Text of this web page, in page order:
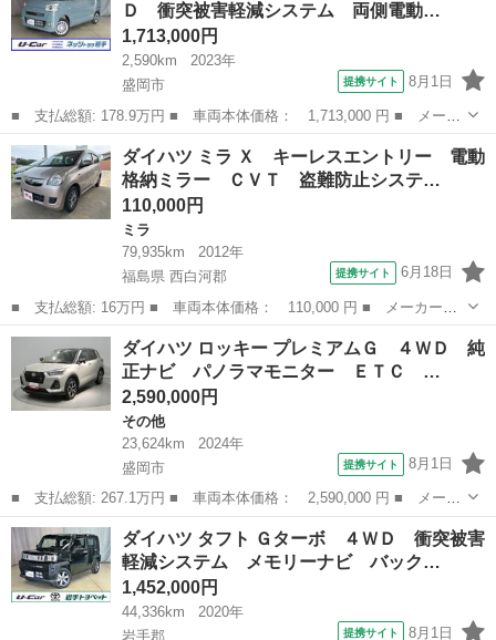
量： 66...
Ｄ 衝突被害軽減システム 両側電動…
1,713,000円
2,590km
2023年
盛岡市
提携サイト 8月1日
■ 支払総額: 178.9万円 ■ 車両本体価格： 1,713,000 円 ■ メーカ
ー名： ダイハツ ■ 車種名： ムーヴキャンバス ■ グレード
名： セオリーＧ ４ＷＤ 衝突被害軽減システム 両側電動スライ
ド ＬＥＤヘ...
岩手 盛岡市 ダイハツ
ダイハツ ミラ Ｘ キーレスエントリー 電動
格納ミラー ＣＶＴ 盗難防止システ…
110,000円
ミラ
79,935km
2012年
福島県 西白河郡
提携サイト 6月18日
■ 支払総額: 16万円 ■ 車両本体価格： 110,000 円 ■ メーカー
名： ダイハツ ■ 車種名： ミラ ■ グレード名： Ｘ キーレス
エントリー 電動格納ミラー ＣＶＴ 盗難防止システム ＡＢＳ
ＣＤ アルミホイ...
福島 西白河郡
ダイハツ ロッキー プレミアムＧ ４ＷＤ 純
正ナビ パノラマモニター ＥＴＣ …
2,590,000円
その他
23,624km
2024年
盛岡市
提携サイト 8月1日
■ 支払総額: 267.1万円 ■ 車両本体価格： 2,590,000 円 ■ メーカ
ー名： ダイハツ ■ 車種名： ロッキー ■ グレード名： プレミ
アムＧ ４ＷＤ 純正ナビ パノラマモニター ＥＴＣ エンジンス
ターター...
岩手 盛岡市 その他
ダイハツ タフト Ｇターボ ４ＷＤ 衝突被害
軽減システム メモリーナビ バック…
1,452,000円
44,336km
2020年
岩手郡
提携サイト 8月1日